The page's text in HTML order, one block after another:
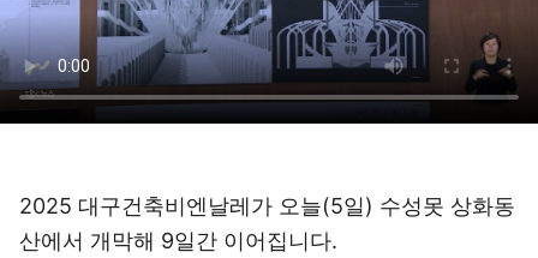
2025 대구건축비엔날레가 오늘(5일) 수성못 상화동
산에서 개막해 9일간 이어집니다.